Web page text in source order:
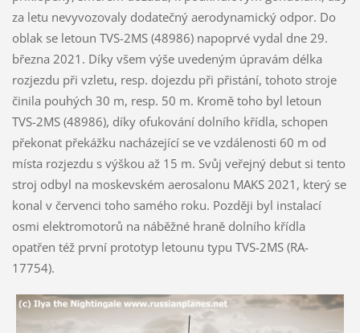
za letu nevyvozovaly dodatečný aerodynamický odpor. Do
oblak se letoun TVS-2MS (48986) napoprvé vydal dne 29.
března 2021. Díky všem výše uvedeným úpravám délka
rozjezdu při vzletu, resp. dojezdu při přistání, tohoto stroje
činila pouhých 30 m, resp. 50 m. Kromě toho byl letoun
TVS-2MS (48986), díky ofukování dolního křídla, schopen
překonat překážku nacházející se ve vzdálenosti 60 m od
místa rozjezdu s výškou až 15 m. Svůj veřejný debut si tento
stroj odbyl na moskevském aerosalonu MAKS 2021, který se
konal v červenci toho samého roku. Později byl instalací
osmi elektromotorů na náběžné hraně dolního křídla
opatřen též první prototyp letounu typu TVS-2MS (RA-
17754).